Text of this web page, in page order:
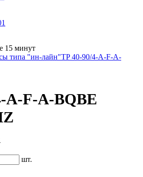
15 минут
типа "ин-лайн"TP 40-90/4-A-F-A-
A-F-A-BQBE
шт.